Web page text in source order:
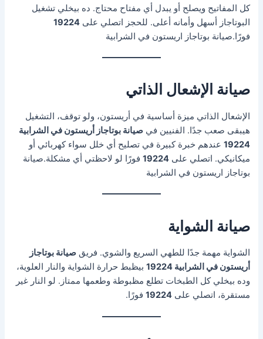
كل المفاتيح ويصلح أو يبدل أي مفتاح محتاج. ده بيخلي تشغيل
البوتاجاز أسهل وأمانه أعلى. للحجز اتصلي على19224
فورًا.صيانة بوتاجاز اريستون في الشرابية
صيانة الإشعال الذاتي
الإشعال الذاتي ميزة أساسية في أريستون، ولو توقف، التشغيل
هيبقى صعب جدًا. الفنيين فيصيانة بوتاجاز أريستون في الشرابية
19224 عندهم خبرة كبيرة في تصليح أي خلل سواء كهربائي أو
ميكانيكي. اتصلي على19224 فورًا لو لاحظتي أي مشكلة.صيانة
بوتاجاز اريستون في الشرابية
صيانة الشواية
الشواية مهمة جدًا للطهي السريع والشوي. فريقصيانة بوتاجاز
أريستون في الشرابية 19224
بيظبط حرارة الشواية والنار العلوية،
وده بيخلي كل الطبخات تطلع مظبوطة وطعمها ممتاز. لو النار غير
مستقرة، اتصلي على19224 فورًا.